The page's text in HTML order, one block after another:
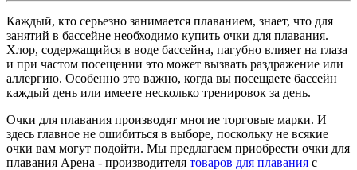
Каждый, кто серьезно занимается плаванием, знает, что для
занятий в бассейне необходимо купить очки для плавания.
Хлор, содержащийся в воде бассейна, пагубно влияет на глаза
и при частом посещении это может вызвать раздражение или
аллергию. Особенно это важно, когда вы посещаете бассейн
каждый день или имеете несколько тренировок за день.
Очки для плавания производят многие торговые марки. И
здесь главное не ошибиться в выборе, поскольку не всякие
очки вам могут подойти. Мы предлагаем приобрести очки для
плавания Арена - производителя товаров для плавания с